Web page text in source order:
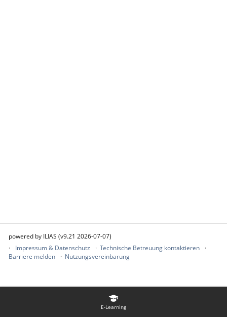
E-Learning
powered by ILIAS (v9.21 2026-07-07)
Impressum & Datenschutz
Technische Betreuung kontaktieren
Barriere melden
Nutzungsvereinbarung